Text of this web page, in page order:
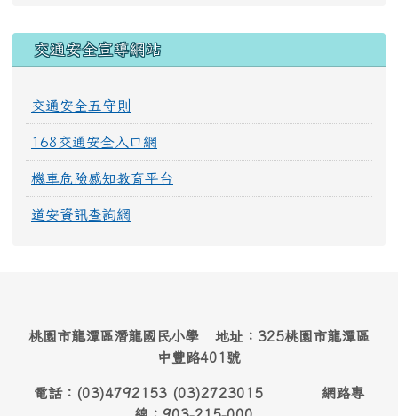
交通安全宣導網站
交通安全五守則
168交通安全入口網
機車危險感知教育平台
道安資訊查詢網
桃園市龍潭區潛龍國民小學 地址：325桃園市龍潭區
中豐路401號
電話：(03)4792153 (03)2723015 網路專